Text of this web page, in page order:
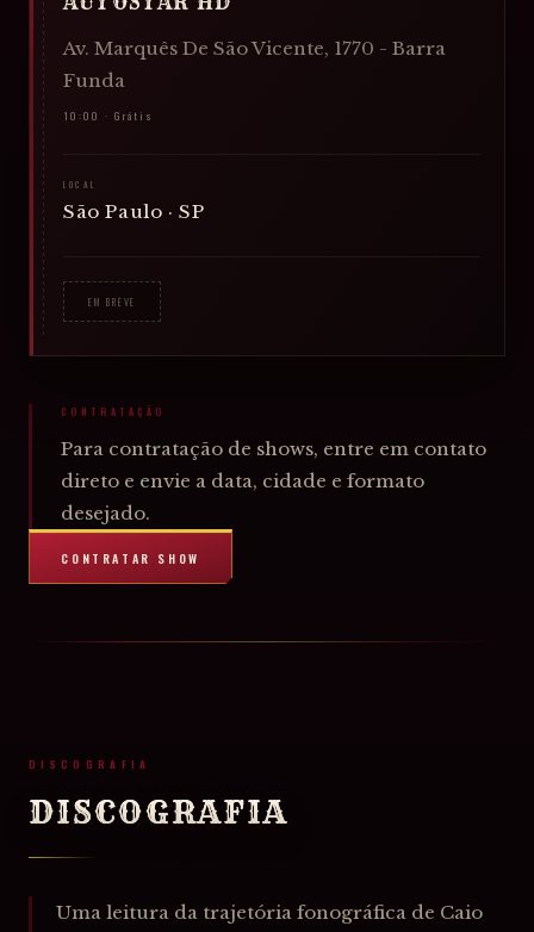
Av. Marquês De São Vicente, 1770 - Barra
Funda
10:00 · Grátis
LOCAL
São Paulo · SP
EM BREVE
CONTRATAÇÃO
Para contratação de shows, entre em contato
direto e envie a data, cidade e formato
desejado.
CONTRATAR SHOW
DISCOGRAFIA
DISCOGRAFIA
Uma leitura da trajetória fonográfica de Caio